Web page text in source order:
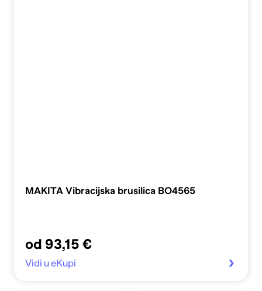
MAKITA Vibracijska brusilica BO4565
od 93,15 €
Vidi u eKupi